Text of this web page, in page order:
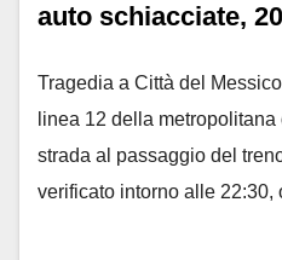
auto schiacciate,
Tragedia a Città del
linea 12 della
strada al passaggio del
verificato intorno alle